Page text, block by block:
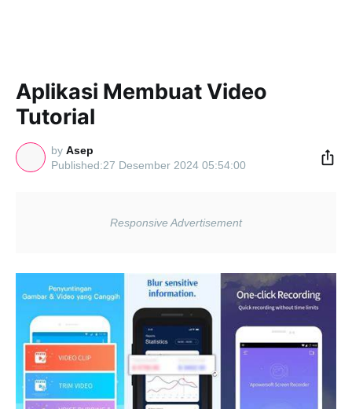
Aplikasi Membuat Video
Tutorial
by Asep
27 Desember 2024 05:54:00